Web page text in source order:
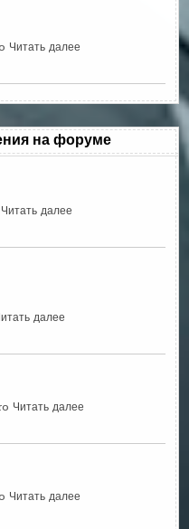
Читать далее
на форуме
Читать далее
далее
Читать далее
Читать далее